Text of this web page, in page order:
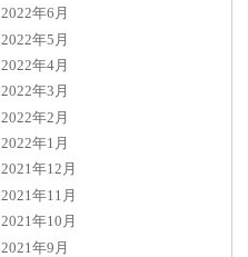
2022年6月
2022年5月
2022年4月
2022年3月
2022年2月
2022年1月
2021年12月
2021年11月
2021年10月
2021年9月